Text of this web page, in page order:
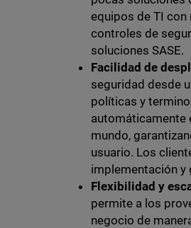
equipos de TI
controles de
soluciones SASE.
Facilidad de
seguridad desde
políticas y
automáticamente
mundo,
usuario. Los
implementación y
Flexibilidad y
permite a los
negocio de